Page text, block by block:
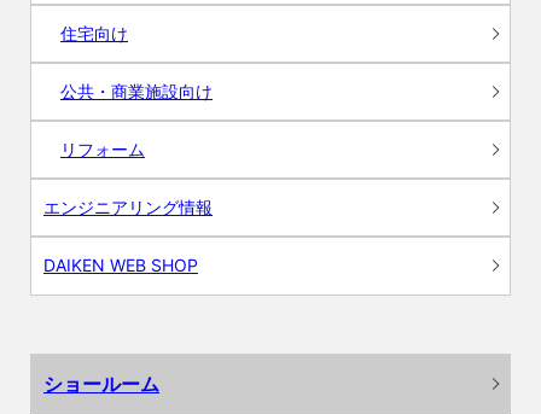
住宅向け
公共・商業施設向け
リフォーム
エンジニアリング情報
DAIKEN WEB SHOP
ショールーム